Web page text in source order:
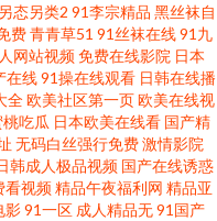
态另类2 91李宗精品 黑丝袜自
费青青草51 91丝袜在线91九
网站视频免费在线影院 日本
在线91操在线观看 日韩在线播
全欧美社区第一页欧美在线视
吃瓜 日本欧美在线看 国产精
无码白丝强行免费激情影院
韩成人极品视频 国产在线诱惑
看视频精品午夜福利网 精品亚
影91一区 成人精品无91国产